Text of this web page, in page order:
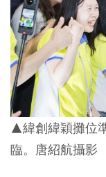
▲緯創緯穎攤位
臨。唐紹航攝影